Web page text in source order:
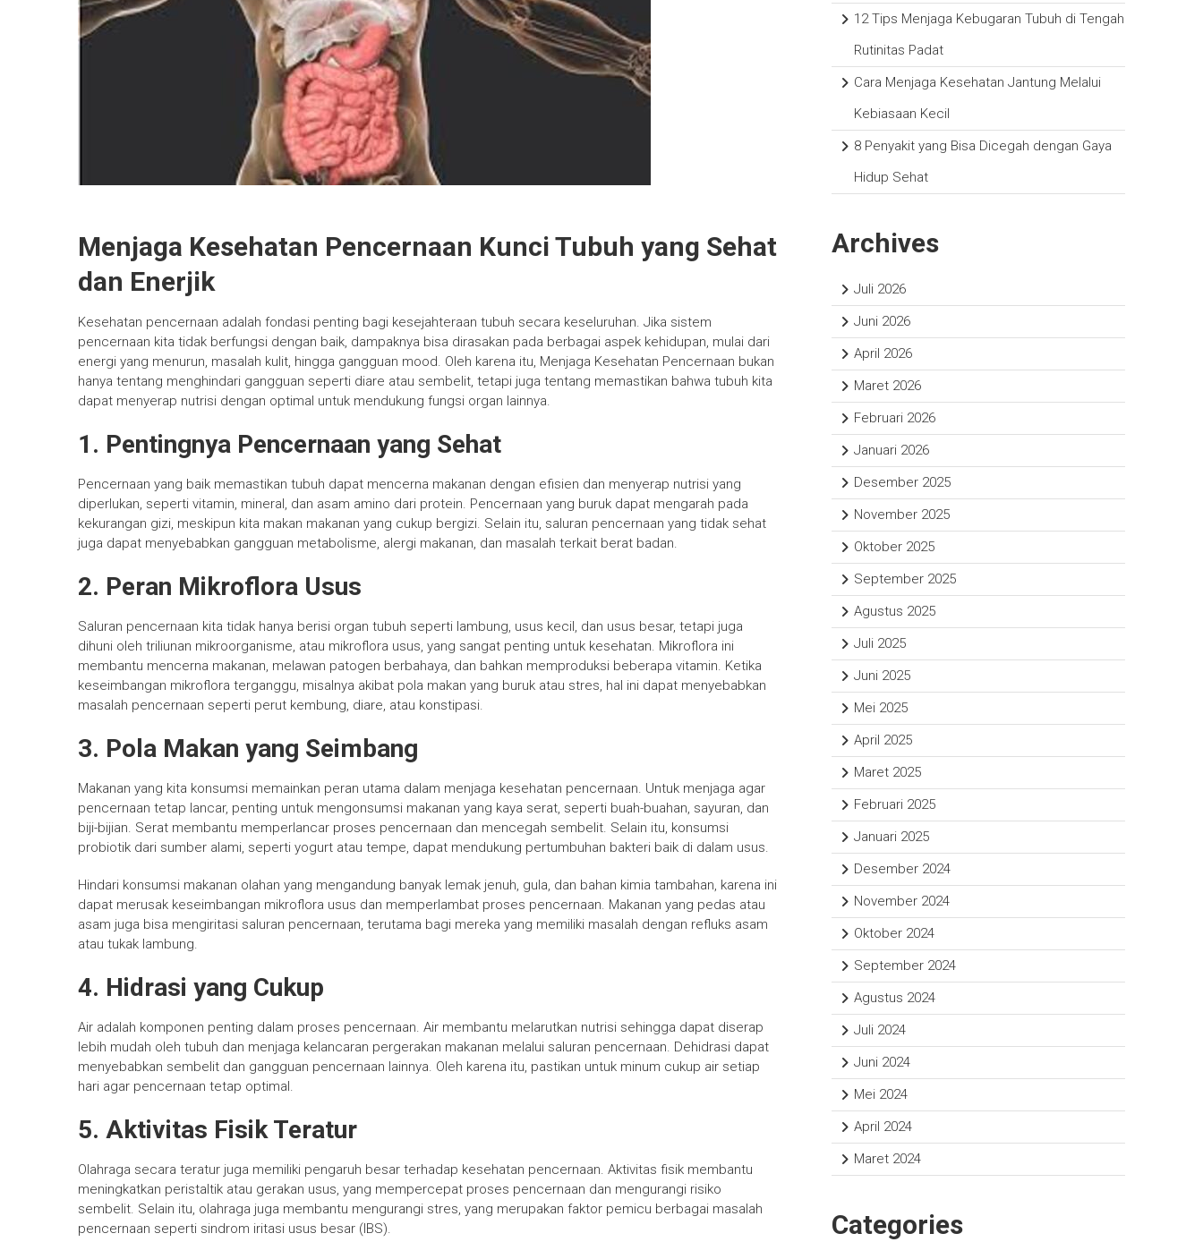
Menjaga Kesehatan Pencernaan Kunci Tubuh yang Sehat
dan Enerjik
Kesehatan pencernaan adalah fondasi penting bagi kesejahteraan tubuh secara keseluruhan. Jika sistem
pencernaan kita tidak berfungsi dengan baik, dampaknya bisa dirasakan pada berbagai aspek kehidupan, mulai dari
energi yang menurun, masalah kulit, hingga gangguan mood. Oleh karena itu, Menjaga Kesehatan Pencernaan bukan
hanya tentang menghindari gangguan seperti diare atau sembelit, tetapi juga tentang memastikan bahwa tubuh kita
dapat menyerap nutrisi dengan optimal untuk mendukung fungsi organ lainnya.
1. Pentingnya Pencernaan yang Sehat
Pencernaan yang baik memastikan tubuh dapat mencerna makanan dengan efisien dan menyerap nutrisi yang
diperlukan, seperti vitamin, mineral, dan asam amino dari protein. Pencernaan yang buruk dapat mengarah pada
kekurangan gizi, meskipun kita makan makanan yang cukup bergizi. Selain itu, saluran pencernaan yang tidak sehat
juga dapat menyebabkan gangguan metabolisme, alergi makanan, dan masalah terkait berat badan.
2. Peran Mikroflora Usus
Saluran pencernaan kita tidak hanya berisi organ tubuh seperti lambung, usus kecil, dan usus besar, tetapi juga
dihuni oleh triliunan mikroorganisme, atau mikroflora usus, yang sangat penting untuk kesehatan. Mikroflora ini
membantu mencerna makanan, melawan patogen berbahaya, dan bahkan memproduksi beberapa vitamin. Ketika
keseimbangan mikroflora terganggu, misalnya akibat pola makan yang buruk atau stres, hal ini dapat menyebabkan
masalah pencernaan seperti perut kembung, diare, atau konstipasi.
3. Pola Makan yang Seimbang
Makanan yang kita konsumsi memainkan peran utama dalam menjaga kesehatan pencernaan. Untuk menjaga agar
pencernaan tetap lancar, penting untuk mengonsumsi makanan yang kaya serat, seperti buah-buahan, sayuran, dan
biji-bijian. Serat membantu memperlancar proses pencernaan dan mencegah sembelit. Selain itu, konsumsi
probiotik dari sumber alami, seperti yogurt atau tempe, dapat mendukung pertumbuhan bakteri baik di dalam usus.
Hindari konsumsi makanan olahan yang mengandung banyak lemak jenuh, gula, dan bahan kimia tambahan, karena ini
dapat merusak keseimbangan mikroflora usus dan memperlambat proses pencernaan. Makanan yang pedas atau
asam juga bisa mengiritasi saluran pencernaan, terutama bagi mereka yang memiliki masalah dengan refluks asam
atau tukak lambung.
4. Hidrasi yang Cukup
Air adalah komponen penting dalam proses pencernaan. Air membantu melarutkan nutrisi sehingga dapat diserap
lebih mudah oleh tubuh dan menjaga kelancaran pergerakan makanan melalui saluran pencernaan. Dehidrasi dapat
menyebabkan sembelit dan gangguan pencernaan lainnya. Oleh karena itu, pastikan untuk minum cukup air setiap
hari agar pencernaan tetap optimal.
5. Aktivitas Fisik Teratur
Olahraga secara teratur juga memiliki pengaruh besar terhadap kesehatan pencernaan. Aktivitas fisik membantu
meningkatkan peristaltik atau gerakan usus, yang mempercepat proses pencernaan dan mengurangi risiko
sembelit. Selain itu, olahraga juga membantu mengurangi stres, yang merupakan faktor pemicu berbagai masalah
pencernaan seperti sindrom iritasi usus besar (IBS).
12 Tips Menjaga Kebugaran Tubuh di Tengah
Rutinitas Padat
Cara Menjaga Kesehatan Jantung Melalui
Kebiasaan Kecil
8 Penyakit yang Bisa Dicegah dengan Gaya
Hidup Sehat
Archives
Juli 2026
Juni 2026
April 2026
Maret 2026
Februari 2026
Januari 2026
Desember 2025
November 2025
Oktober 2025
September 2025
Agustus 2025
Juli 2025
Juni 2025
Mei 2025
April 2025
Maret 2025
Februari 2025
Januari 2025
Desember 2024
November 2024
Oktober 2024
September 2024
Agustus 2024
Juli 2024
Juni 2024
Mei 2024
April 2024
Maret 2024
Categories